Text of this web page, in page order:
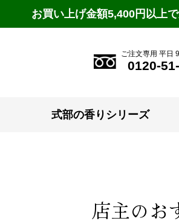
お買い上げ金額5,400円以上
ご注文専用 平日
0120-
式部の香りシリーズ
店主のお